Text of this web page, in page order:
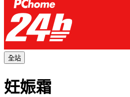
全站
妊娠霜